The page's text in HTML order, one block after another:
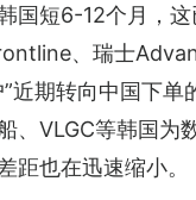
国短6-12个月，
、瑞士
近期转向中国下单
、VLGC等韩国为
距也在迅速缩小。